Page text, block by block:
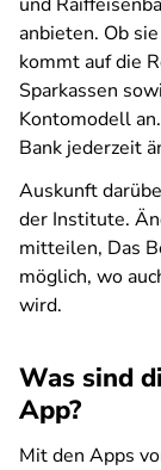
anbieten. Ob
kommt auf die
Sparkassen
Kontomodell
Bank jederzeit
Auskunft
der Institute.
mitteilen, Das
möglich, wo
wird.
Was sind
App?
Mit den Apps